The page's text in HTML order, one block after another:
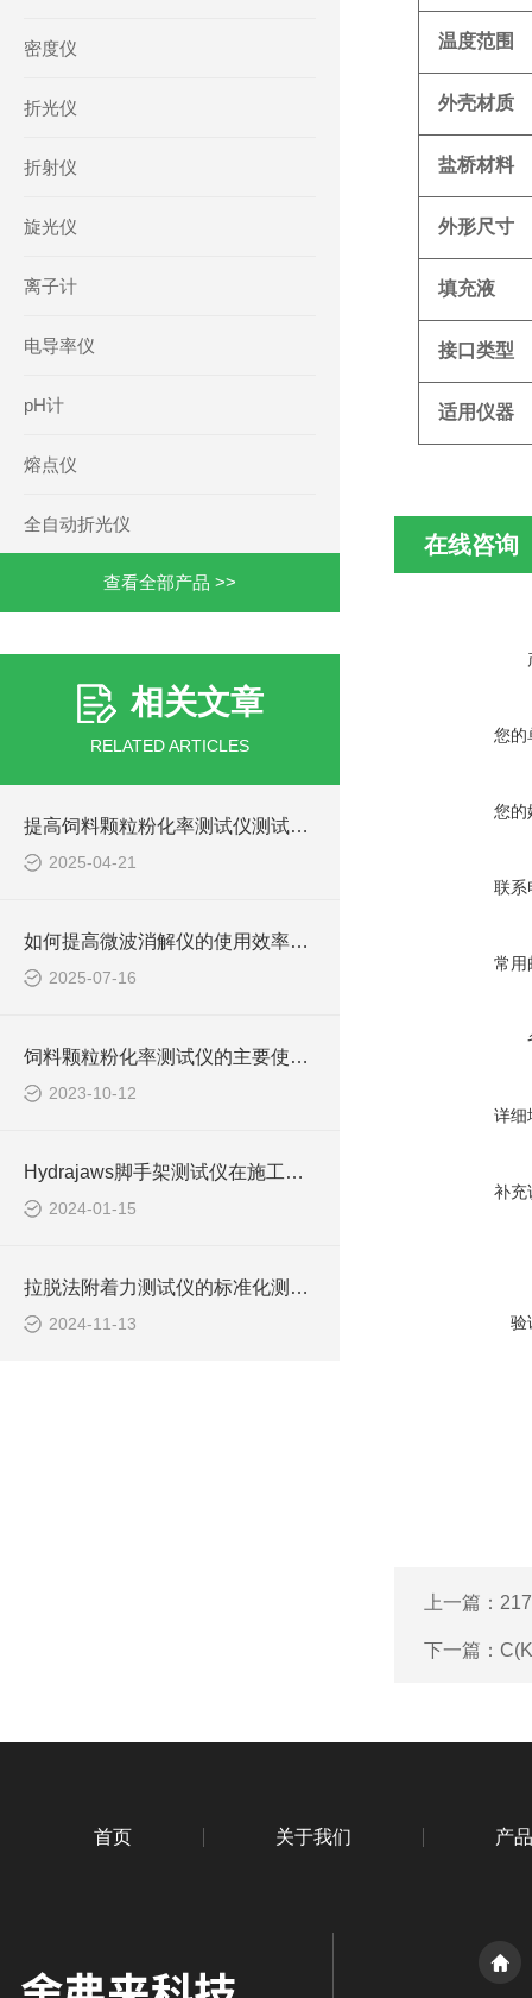
密度仪
折光仪
折射仪
旋光仪
离子计
电导率仪
pH计
熔点仪
全自动折光仪
查看全部产品 >>
相关文章
RELATED ARTICLES
提高饲料颗粒粉化率测试仪测试精度的技术方法
2025-04-21
如何提高微波消解仪的使用效率与安全性？
2025-07-16
饲料颗粒粉化率测试仪的主要使用说明
2023-10-12
Hydrajaws脚手架测试仪在施工现场安全管理中的作用
2024-01-15
拉脱法附着力测试仪的标准化测试流程与结果分析
2024-11-13
温度范围
外壳材质
盐桥材料
外形尺寸
填充液
接口类型
适用仪器
在线咨询
您的
您的
联系
常用
详细
补充
验
上一篇：
下一篇：
首页 关于我们 产